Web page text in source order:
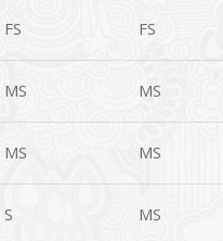
FS FS
MS MS
MS MS
S MS